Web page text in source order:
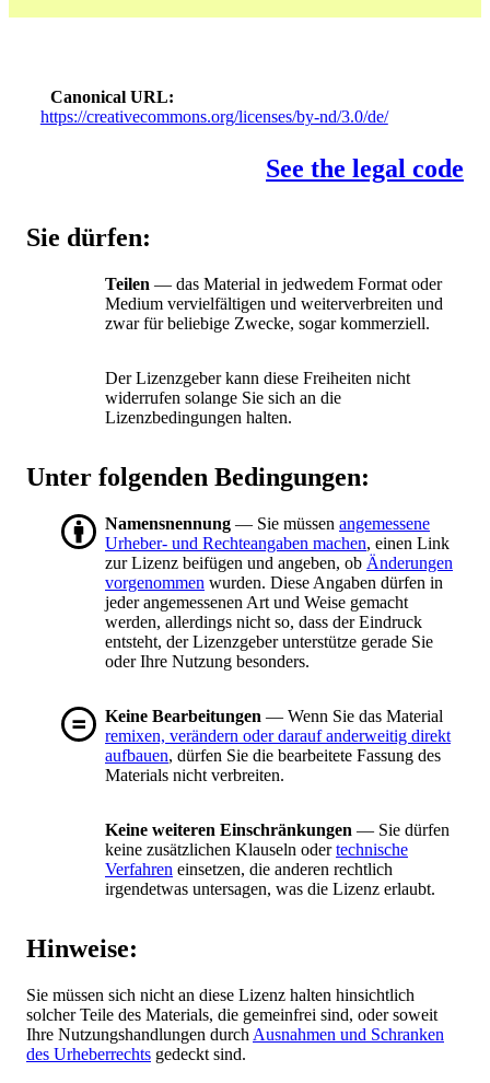
Canonical URL
https://creativecommons.org/licenses/by-nd/3.0/de/
See the legal code
Sie dürfen:
Teilen — das Material in jedwedem Format oder
Medium vervielfältigen und weiterverbreiten und
zwar für beliebige Zwecke, sogar kommerziell.
Der Lizenzgeber kann diese Freiheiten nicht
widerrufen solange Sie sich an die
Lizenzbedingungen halten.
Unter folgenden Bedingungen:
Namensnennung — Sie müssen angemessene
Urheber- und Rechteangaben machen, einen Link
zur Lizenz beifügen und angeben, ob Änderungen
vorgenommen wurden. Diese Angaben dürfen in
jeder angemessenen Art und Weise gemacht
werden, allerdings nicht so, dass der Eindruck
entsteht, der Lizenzgeber unterstütze gerade Sie
oder Ihre Nutzung besonders.
Keine Bearbeitungen — Wenn Sie das Material
remixen, verändern oder darauf anderweitig direkt
aufbauen, dürfen Sie die bearbeitete Fassung des
Materials nicht verbreiten.
Keine weiteren Einschränkungen — Sie dürfen
keine zusätzlichen Klauseln odertechnische
Verfahren einsetzen, die anderen rechtlich
irgendetwas untersagen, was die Lizenz erlaubt.
Hinweise:
Sie müssen sich nicht an diese Lizenz halten hinsichtlich
solcher Teile des Materials, die gemeinfrei sind, oder soweit
Ihre Nutzungshandlungen durch Ausnahmen und Schranken
des Urheberrechts gedeckt sind.